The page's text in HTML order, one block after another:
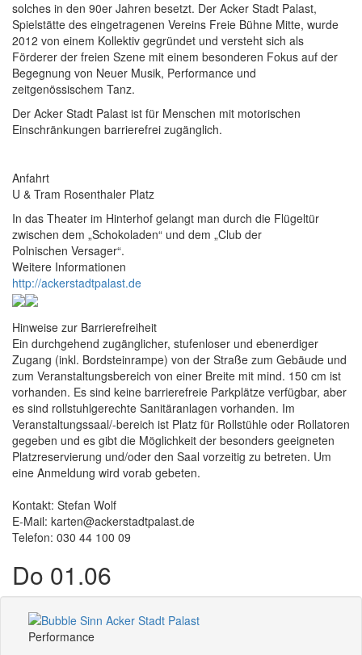
solches in den 90er Jahren besetzt. Der Acker Stadt Palast,
Spielstätte des eingetragenen Vereins Freie Bühne Mitte, wurde
2012 von einem Kollektiv gegründet und versteht sich als
Förderer der freien Szene mit einem besonderen Fokus auf der
Begegnung von Neuer Musik, Performance und
zeitgenössischem Tanz.
Der Acker Stadt Palast ist für Menschen mit motorischen
Einschränkungen barrierefrei zugänglich.
Anfahrt
U & Tram Rosenthaler Platz
In das Theater im Hinterhof gelangt man durch die Flügeltür
zwischen dem „Schokoladen“ und dem „Club der
Polnischen Versager“.
Weitere Informationen
http://ackerstadtpalast.de
Hinweise zur Barrierefreiheit
Ein durchgehend zugänglicher, stufenloser und ebenerdiger
Zugang (inkl. Bordsteinrampe) von der Straße zum Gebäude und
zum Veranstaltungsbereich von einer Breite mit mind. 150 cm ist
vorhanden. Es sind keine barrierefreie Parkplätze verfügbar, aber
es sind rollstuhlgerechte Sanitäranlagen vorhanden. Im
Veranstaltungssaal/-bereich ist Platz für Rollstühle oder Rollatoren
gegeben und es gibt die Möglichkeit der besonders geeigneten
Platzreservierung und/oder den Saal vorzeitig zu betreten. Um
eine Anmeldung wird vorab gebeten.
Kontakt: Stefan Wolf
E-Mail: karten@ackerstadtpalast.de
Telefon: 030 44 100 09
Do 01.06
Performance